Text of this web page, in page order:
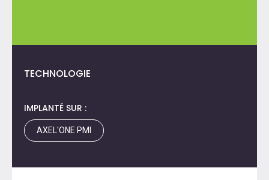
TECHNOLOGIE
IMPLANTÉ SUR :
AXEL'ONE PMI